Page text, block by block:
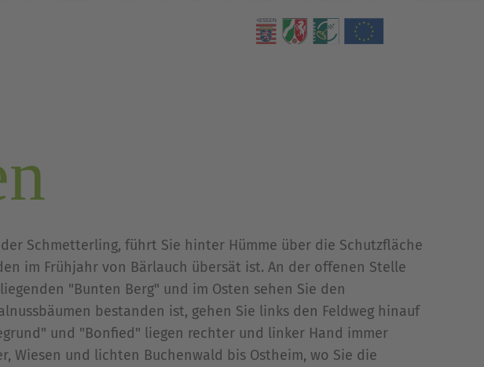
Schmetterling, führt Sie hinter Hümme über die Schutzfläche
im Frühjahr von Bärlauch übersät ist. An der offenen Stelle
"Bunten Berg" und im Osten sehen Sie den
bestanden ist, gehen Sie links den Feldweg hinauf
und "Bonfied" liegen rechter und linker Hand immer
Wiesen und lichten Buchenwald bis Ostheim, wo Sie die